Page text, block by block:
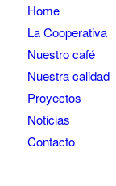
Home
La Cooperativa
Nuestro café
Nuestra calidad
Proyectos
Noticias
Contacto